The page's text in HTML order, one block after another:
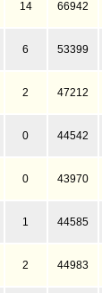
14 66942
6 53399
2 47212
0 44542
0 43970
1 44585
2 44983